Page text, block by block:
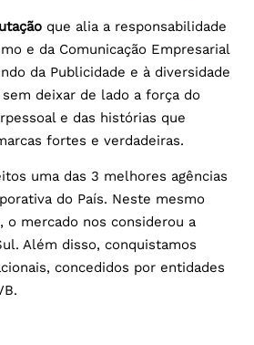
que alia a responsabilidade
e da Comunicação Empresarial
da Publicidade e à diversidade
deixar de lado a força do
e das histórias que
fortes e verdadeiras.
uma das 3 melhores agências
do País. Neste mesmo
o mercado nos considerou a
Além disso, conquistamos
concedidos por entidades